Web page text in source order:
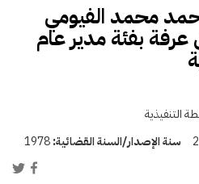
محمد الفيومي
عرفة بفئة مدير عام
التنفيذية
سنة الإصدار/السنة القضائية:1978